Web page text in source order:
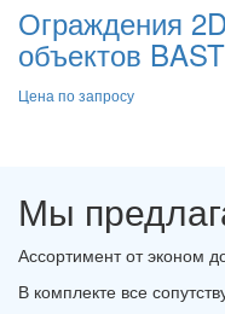
Ограждения
объектов
Цена по запросу
Мы
Ассортимент от эконом
В комплекте все